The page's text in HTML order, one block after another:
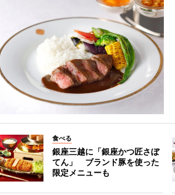
食べる
銀座三越に「銀座かつ匠さぼ
てん」 ブランド豚を使った
限定メニューも